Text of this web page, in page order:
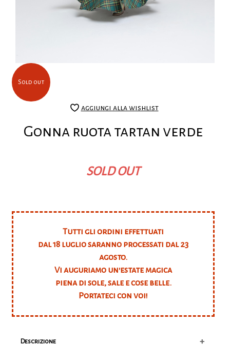
Gonna ruota tartan verde
Sold out
SOLD OUT
aggiungi alla wishlist
Tutti gli ordini effettuati
dal 18 luglio saranno processati dal 23
agosto.
Vi auguriamo un'estate magica
piena di sole, sale e cose belle.
Portateci con voi!
Descrizione +